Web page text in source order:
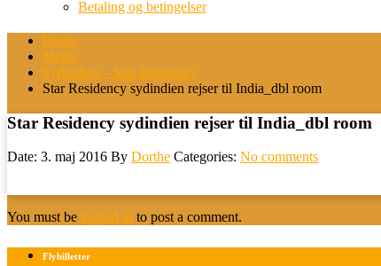
Betaling og betingelser
Home
Medie
Sydindien – Star Residency
Star Residency sydindien rejser til India_dbl room
Star Residency sydindien rejser til India_dbl room
Date: 3. maj 2016 By Dorthe Categories: No comments
You must be logged in to post a comment.
Flybilletter